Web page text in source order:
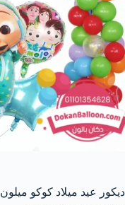
ديكور عيد ميلاد كوكو ميلون